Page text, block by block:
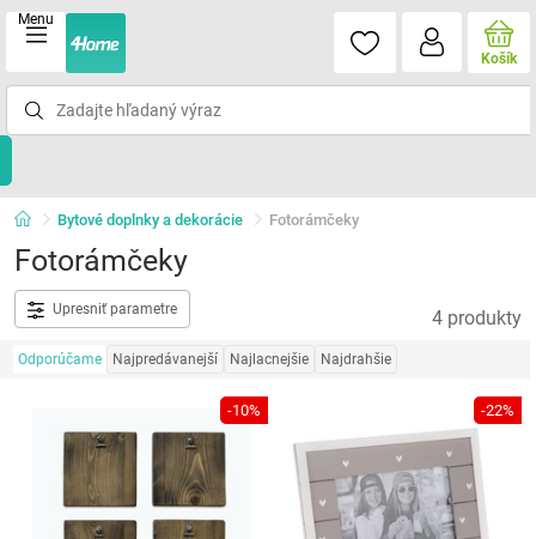
Menu
Košík
Bytové doplnky a dekorácie Fotorámčeky
Fotorámčeky
Upresniť parametre 4 produkty
Odporúčame Najpredávanejší Najlacnejšie Najdrahšie
-10% -22%